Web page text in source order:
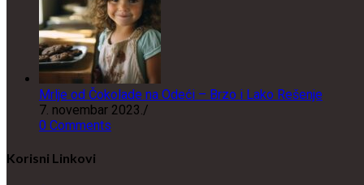
Mrlje od Čokolade na Odeći – Brzo i Lako Rešenje
7. novembar 2023. /
0 Comments
Korisni Linkovi